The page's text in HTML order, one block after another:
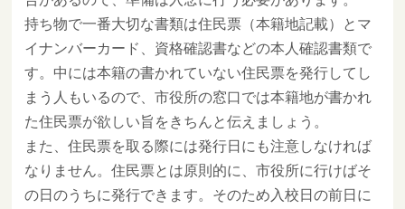
持ち物で一番大切な書類は住民票（本籍地記載）とマ
イナンバーカード、資格確認書などの本人確認書類で
す。中には本籍の書かれていない住民票を発行してし
まう人もいるので、市役所の窓口では本籍地が書かれ
た住民票が欲しい旨をきちんと伝えましょう。
また、住民票を取る際には発行日にも注意しなければ
なりません。住民票とは原則的に、市役所に行けばそ
の日のうちに発行できます。そのため入校日の前日に